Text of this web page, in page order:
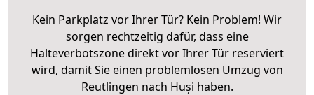
Kein Parkplatz vor Ihrer Tür? Kein Problem! Wir
sorgen rechtzeitig dafür, dass eine
Halteverbotszone direkt vor Ihrer Tür reserviert
wird, damit Sie einen problemlosen Umzug von
Reutlingen nach Huși haben.